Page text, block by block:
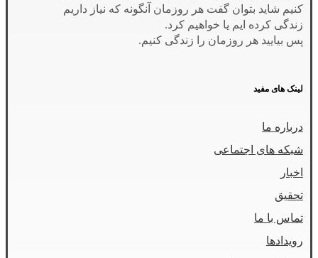
کنیم شاید بتوان گفت هر روزمان آنگونه که نیاز داریم
زندگی کرده ایم یا خواهیم کرد.
پس بیایید هر روزمان را زندگی کنیم.
لینک های مفید
درباره ما
شبکه های اجتماعی
اخبار
تحقیق
تماس با ما
رویدادها